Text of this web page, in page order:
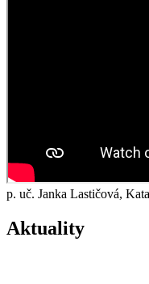
p. uč. Janka Lastičová,
Aktuality